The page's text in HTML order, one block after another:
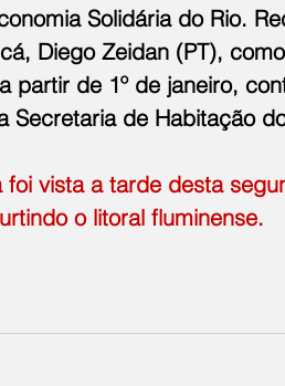
Solidária do Rio.
Diego Zeidan (PT),
partir de 1º de janeiro,
Secretaria de Habitação
foi vista a tarde desta
o litoral fluminense.